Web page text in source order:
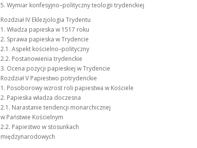
5. Wymiar konfesyjno–polityczny teologii trydenckiej
Rozdział IV Eklezjologia Trydentu
1. Władza papieska w 1517 roku
2. Sprawa papieska w Trydencie
2.1. Aspekt kościelno–polityczny
2.2. Postanowienia trydenckie
3. Ocena pozycji papieskiej w Trydencie
Rozdział V Papiestwo potrydenckie
1. Posoborowy wzrost roli papiestwa w Kościele
2. Papieska władza doczesna
2.1. Narastanie tendencji monarchicznej
w Państwie Kościelnym
2.2. Papiestwo w stosunkach
międzynarodowych